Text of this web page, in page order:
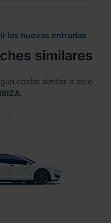
las nuevas entradas
similares
coche similar a este
.